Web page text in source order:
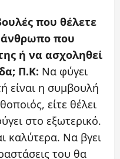
που θέλετε
άνθρωπο που
ή να ασχοληθεί
Π.Κ: Να φύγει
είναι η συμβουλή
είτε θέλει
στο εξωτερικό.
καλύτερα. Να βγει
του θα